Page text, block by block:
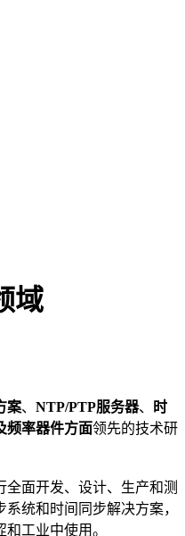
域
案、 NTP/PTP服务器、
时
频率器件方面领先的技术研
面开发、设计、生产和测
统和时间同步解决方案，
工业中使用。